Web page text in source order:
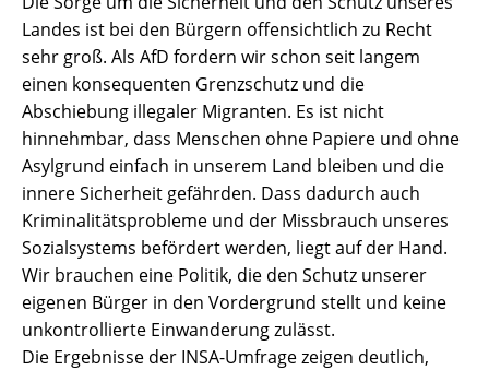
Landes ist bei den Bürgern offensichtlich zu Recht
sehr groß. Als AfD fordern wir schon seit langem
einen konsequenten Grenzschutz und die
Abschiebung illegaler Migranten. Es ist nicht
hinnehmbar, dass Menschen ohne Papiere und ohne
Asylgrund einfach in unserem Land bleiben und die
innere Sicherheit gefährden. Dass dadurch auch
Kriminalitätsprobleme und der Missbrauch unseres
Sozialsystems befördert werden, liegt auf der Hand.
Wir brauchen eine Politik, die den Schutz unserer
eigenen Bürger in den Vordergrund stellt und keine
unkontrollierte Einwanderung zulässt.
Die Ergebnisse der INSA-Umfrage zeigen deutlich,